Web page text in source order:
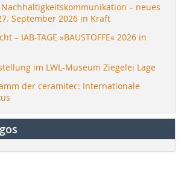
– neues
September 2026 in Kraft
– IAB-TAGE »BAUSTOFFE« 2026 in
im LWL-Museum Ziegelei Lage
der ceramitec: Internationale